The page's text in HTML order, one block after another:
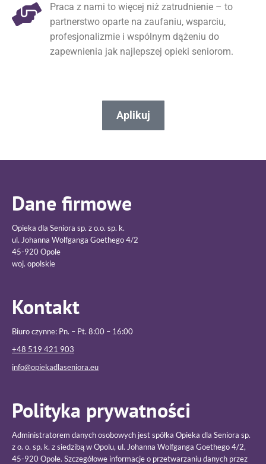
Praca z nami to więcej niż zatrudnienie – to
partnerstwo oparte na zaufaniu, wsparciu,
profesjonalizmie i wspólnym dążeniu do
zapewnienia jak najlepszej opieki seniorom.
Aplikuj
Dane firmowe
Opieka dla Seniora sp. z o.o. sp. k.
ul. Johanna Wolfganga Goethego 4/2
45-920 Opole
woj. opolskie
Kontakt
Biuro czynne: Pn. – Pt. 8:00 – 16:00
+48 519 421 903
info@opiekadlaseniora.eu
Polityka prywatności
Administratorem danych osobowych jest spółka Opieka dla Seniora sp.
z o. o. sp. k. z siedzibą w Opolu, ul. Johanna Wolfganga Goethego 4/2,
45-920 Opole. Szczegółowe informacje o przetwarzaniu danych przez